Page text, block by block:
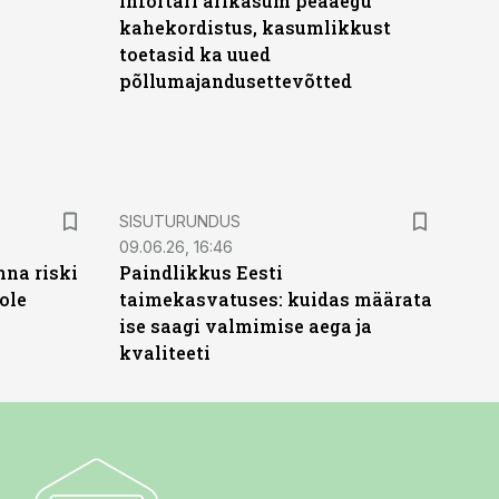
kahekordistus, kasumlikkust
toetasid ka uued
põllumajandusettevõtted
riski
ST
SISUTURUNDUS
09.06.26, 16:46
Paindlikkus Eesti
taimekasvatuses: kuidas määrata
ise saagi valmimise aega ja
kvaliteeti